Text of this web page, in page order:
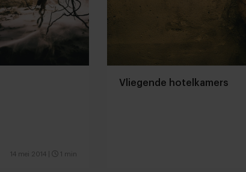
14 mei 2014 1 min
Vliegende hotelkamers